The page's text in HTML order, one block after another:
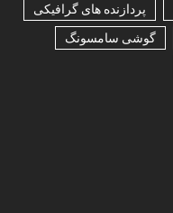
پردازنده های گرافیکی
گوشی سامسونگ